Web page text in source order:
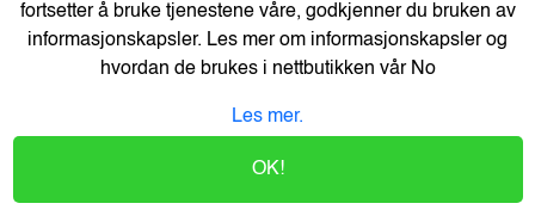
Varenummer:133074 /50825
Lagerstatus:518 stk på lager.
Sendes om:1-3 dager
206,- Eks. Mva.
fortsetter å bruke tjenestene våre, godkjenner du bruken av
informasjonskapsler. Les mer om informasjonskapsler og
hvordan de brukes i nettbutikken vårNo
Les mer.
OK!